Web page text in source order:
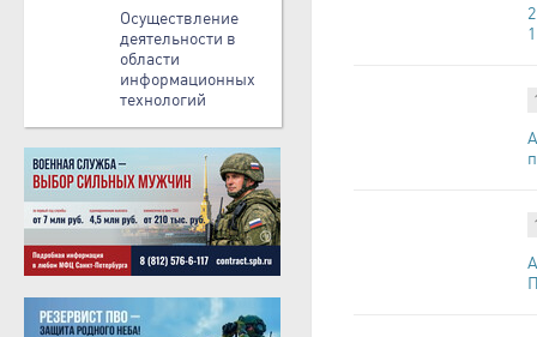
Осуществление
деятельности в
области
информационных
технологий